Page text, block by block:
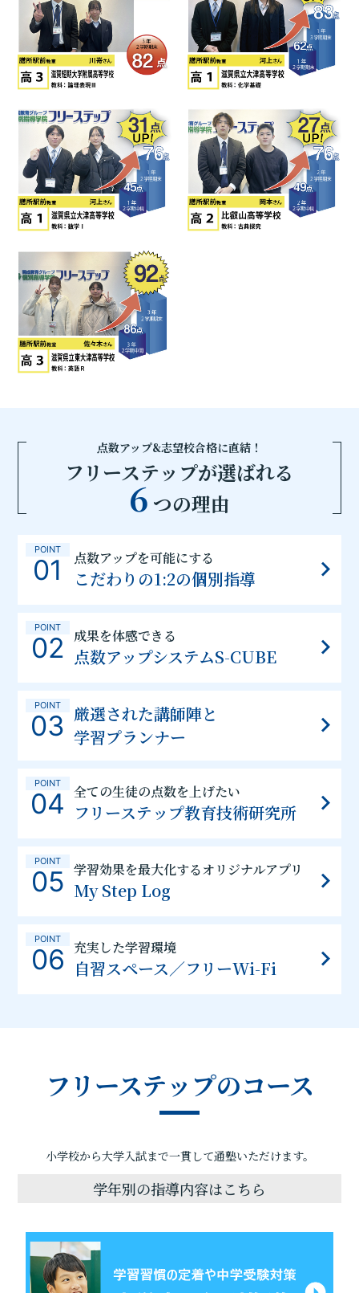
点数アップ&志望校合格に直結！
フリーステップが選ばれる
6 つの理由
POINT
01 点数アップを可能にする
こだわりの1:2の個別指導
POINT
02 成果を体感できる
点数アップシステムS-CUBE
POINT
03 厳選された講師陣と
学習プランナー
POINT
04 全ての生徒の点数を上げたい
フリーステップ教育技術研究所
POINT
05 学習効果を最大化するオリジナルアプリ
My Step Log
POINT
06 充実した学習環境
自習スペース／フリーWi-Fi
フリーステップのコース
小学校から大学入試まで一貫して通塾いただけます。
学年別の指導内容はこちら